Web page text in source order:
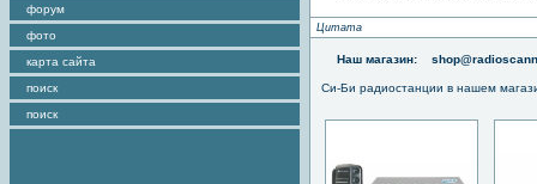
форум
фото
карта сайта
поиск
поиск
Цитата
Наш магазин:
Си-Би радиостанции в нашем